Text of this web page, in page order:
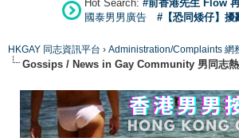
Hot Search: #前香港先生 Flow
國泰男男廣告
#【恐同矮仔】擾
HKGAY 同志資訊平台 › Administration/Complaints 網
Gossips / News in Gay Community 男同志